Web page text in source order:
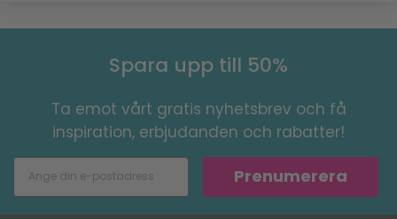
Spara upp till 50%
Ta emot vårt gratis nyhetsbrev och få
inspiration, erbjudanden och rabatter!
Prenumerera